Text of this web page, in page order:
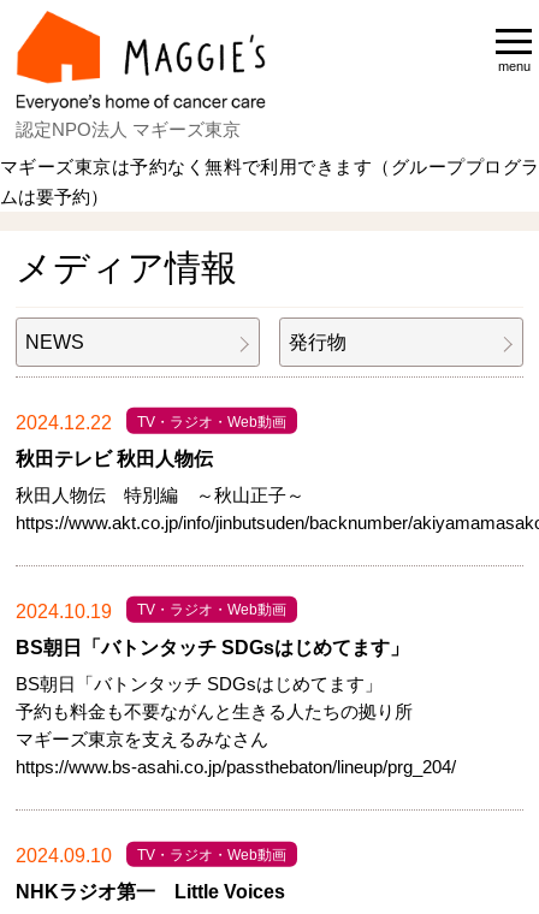
認定NPO法人 マギーズ東京
menu
マギーズ東京は予約なく無料で利用できます（グループプログラ
ムは要予約）
メディア情報
NEWS 発行物
2024.12.22 TV・ラジオ・Web動画
秋田テレビ 秋田人物伝
秋田人物伝 特別編 ～秋山正子～
https://www.akt.co.jp/info/jinbutsuden/backnumber/
2024.10.19 TV・ラジオ・Web動画
BS朝日「バトンタッチ SDGsはじめてます」
BS朝日「バトンタッチ SDGsはじめてます」
予約も料金も不要ながんと生きる人たちの拠り所
マギーズ東京を支えるみなさん
https://www.bs-asahi.co.jp/passthebaton/lineup/prg_204/
2024.09.10 TV・ラジオ・Web動画
NHKラジオ第一 Little Voices